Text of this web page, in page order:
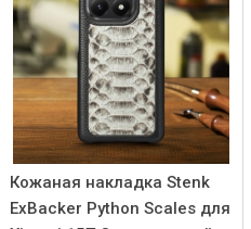
Кожаная накладка Stenk
ExBacker Python Scales для